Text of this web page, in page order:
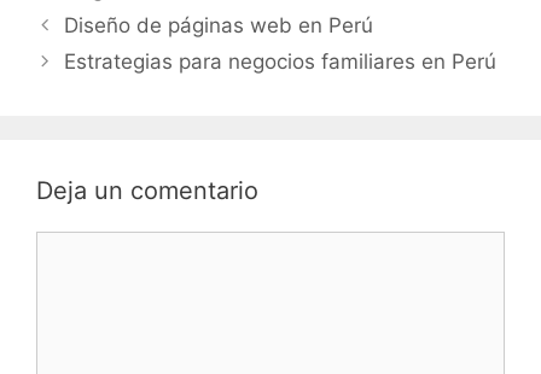
Diseño de páginas web en Perú
Estrategias para negocios familiares en Perú
Deja un comentario